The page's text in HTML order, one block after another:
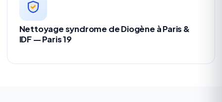
Nettoyage syndrome de Diogène à Paris &
IDF — Paris 19